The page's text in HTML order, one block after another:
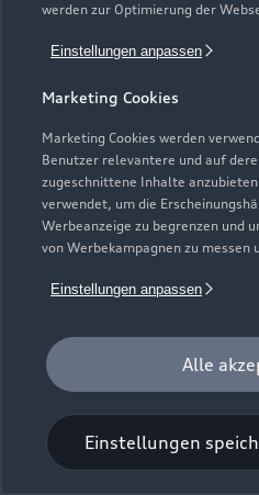
werden zur Optimierung der
Einstellungen anpassen
Marketing Cookies
Marketing Cookies werden
Benutzer relevantere und auf
zugeschnittene Inhalte
verwendet, um die
Werbeanzeige zu begrenzen und
von Werbekampagnen zu messen
Einstellungen anpassen
Alle
Einstellungen
Universal-
Für einen glänzenden
Zur Audi Shopping World